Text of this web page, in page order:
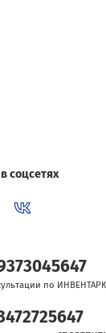
соцсетях
по